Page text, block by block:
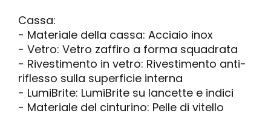
Cassa:
- Materiale della cassa: Acciaio inox
- Vetro: Vetro zaffiro a forma squadrata
- Rivestimento in vetro: Rivestimento anti-
riflesso sulla superficie interna
- LumiBrite: LumiBrite su lancette e indici
- Materiale del cinturino: Pelle di vitello